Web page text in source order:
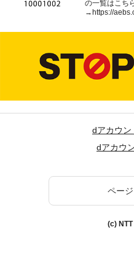
の一覧はこち
→https://
dアカウン
dアカウ
ペー
(c)